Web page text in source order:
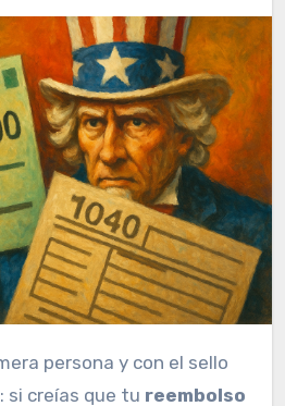
: si creías que tu reembolso